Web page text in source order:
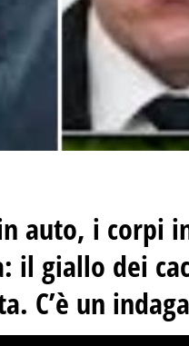
auto, i corpi
il giallo dei
C’è un